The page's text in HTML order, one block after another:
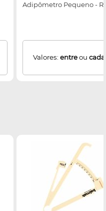
Adipômetro Pequeno -
Valores: entreou